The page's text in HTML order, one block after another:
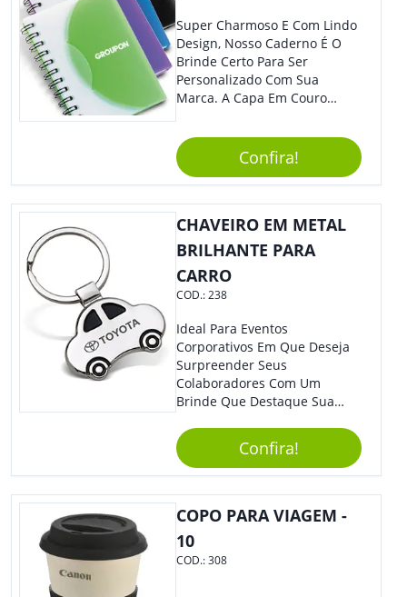
Super Charmoso E Com Lindo
Design, Nosso Caderno É O
Brinde Certo Para Ser
Personalizado Com Sua
Marca. A Capa Em Couro
Elástico Permite Maior
Segurança Ao Carregá-Lo.
Ofereça A Seus Clientes E
Colaboradores, Sem Dúvidas
Eles Irão Adorar.
Confira!
CHAVEIRO EM METAL
BRILHANTE PARA
CARRO
COD.:238
Ideal Para Eventos
Corporativos Em Que Deseja
Surpreender Seus
Colaboradores Com Um
Brinde Que Destaque Sua
Formato De Carro É Ideal!
Elaborado Com Metal,
Material Resistente E Durável,
O Item Conta Também Com
Lindo Design.
Confira!
COPO PARA VIAGEM -
10
COD.:308